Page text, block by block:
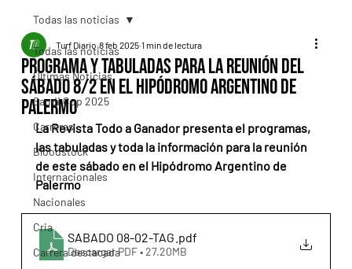
Todas las noticias
Últimas Noticias
Saudi Cup 2025
Carreras
Bloodstock
Internacionales
Nacionales
Cria
Carrera destacada
Todas las noticias
Programa y tabuladas para la reunión del
sábado 8/2 en el Hipódromo Argentino de
Palermo
Turf Diario 8 feb 2025 1 min de lectura
La Revista Todo a Ganador presenta el programas,
las tabuladas y toda la información para la reunión
de este sábado en el Hipódromo Argentino de
Palermo
SABADO 08-02-TAG .pdf
Descargar PDF • 27.20MB